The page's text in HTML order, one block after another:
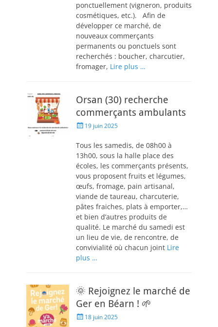
ponctuellement (vigneron, produits
cosmétiques, etc.). Afin de
développer ce marché, de
nouveaux commerçants
permanents ou ponctuels sont
recherchés : boucher, charcutier,
fromager, Lire plus …
Orsan (30) recherche
commerçants ambulants
19 juin 2025
Tous les samedis, de 08h00 à
13h00, sous la halle place des
écoles, les commerçants présents,
vous proposent fruits et légumes,
œufs, fromage, pain artisanal,
viande de taureau, charcuterie,
pâtes fraiches, plats à emporter,…
et bien d’autres produits de
qualité. Le marché du samedi est
un lieu de vie, de rencontre, de
convivialité où chacun joint Lire
plus …
🌞 Rejoignez le marché de
Ger en Béarn ! 🌱
18 juin 2025